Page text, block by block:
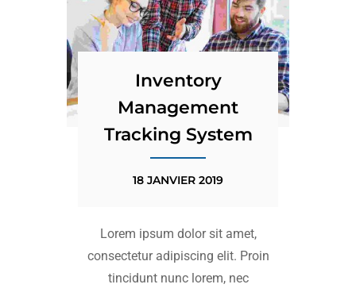
Inventory
Management
Tracking System
18 JANVIER 2019
Lorem ipsum dolor sit amet,
consectetur adipiscing elit. Proin
tincidunt nunc lorem, nec